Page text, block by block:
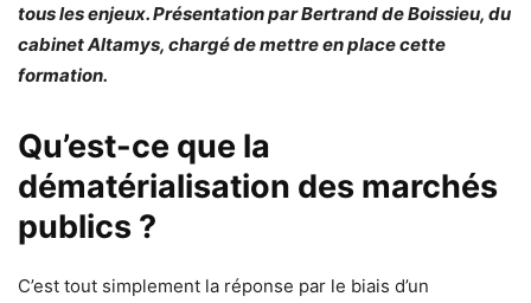
tous les enjeux. Présentation par Bertrand de Boissieu, du
cabinet Altamys, chargé de mettre en place cette
formation.
Qu’est-ce que la
dématérialisation des marchés
publics ?
C’est tout simplement la réponse par le biais d’un